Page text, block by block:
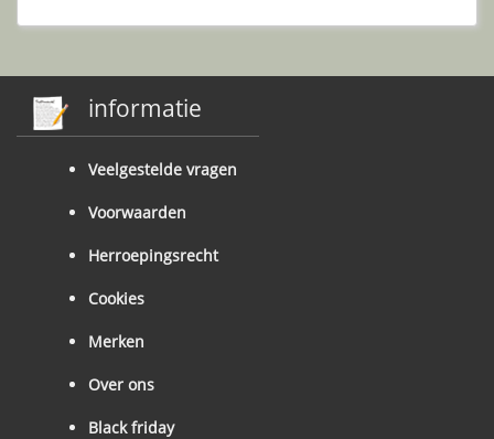
informatie
Veelgestelde vragen
Voorwaarden
Herroepingsrecht
Cookies
Merken
Over ons
Black friday